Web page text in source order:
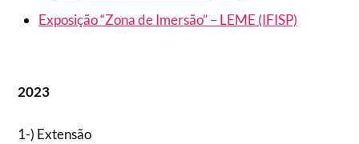
Exposição “Zona de Imersão” – LEME (IFISP)
2023
1-) Extensão